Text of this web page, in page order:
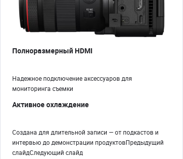
Полноразмерный HDMI
Надежное подключение аксессуаров для
мониторинга съемки
Активное охлаждение
Создана для длительной записи — от подкастов и
интервью до демонстрации продуктовПредыдущий
слайдСледующий слайд